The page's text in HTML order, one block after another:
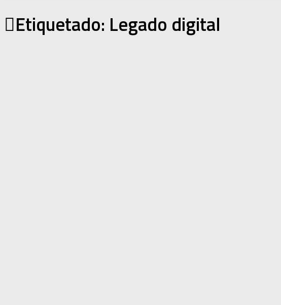
Etiquetado: Legado digital